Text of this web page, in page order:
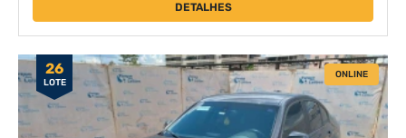
DETALHES
26
LOTE
ONLINE